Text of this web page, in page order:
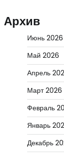
Архив
Июнь 2026
Май 2026
Апрель
Март 2026
Февраль
Январь
Декабрь